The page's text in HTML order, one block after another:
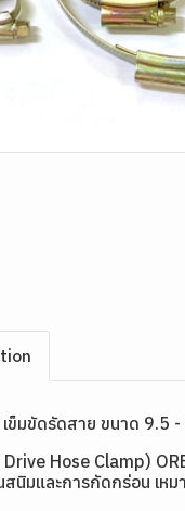
ข็มขัดรัดสาย ขนาด 9.5
Hose Clamp)
นิมและการกัดกร่อน เห